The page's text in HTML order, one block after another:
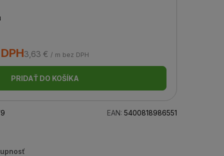
3,63 € / m bez DPH
PRIDAŤ DO KOŠÍKA
EAN: 5400818986551